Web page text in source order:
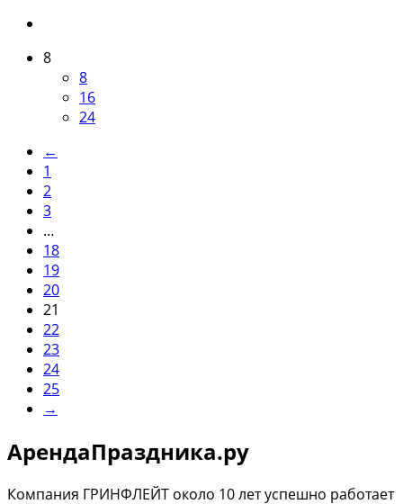
8
8
16
24
←
1
2
3
…
18
19
20
21
22
23
24
25
→
АрендаПраздника.ру
Компания ГРИНФЛЕЙТ около 10 лет успешно работает